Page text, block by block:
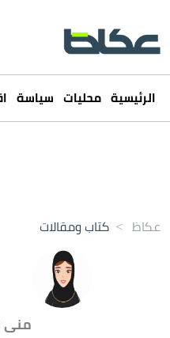
الرئيسية محليات سياسة
عكاظ > كتاب ومقالات
منى